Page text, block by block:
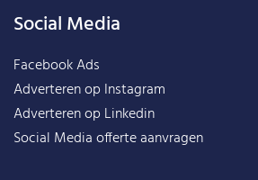
Social Media
Facebook Ads
Adverteren op Instagram
Adverteren op Linkedin
Social Media offerte aanvragen